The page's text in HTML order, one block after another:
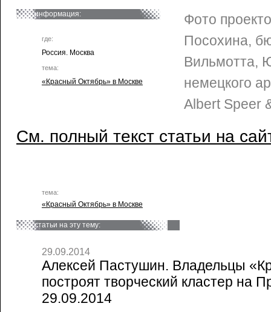
информация:
где:
Россия. Москва
тема:
«Красный Октябрь» в Москве
Фото
Посохина,
Вильмотта,
немецкого
Albert Speer
См. полный текст статьи на
тема:
«Красный Октябрь» в Москве
статьи на эту тему:
29.09.2014
Алексей Пастушин. Владельцы
построят творческий кластер на
29.09.2014